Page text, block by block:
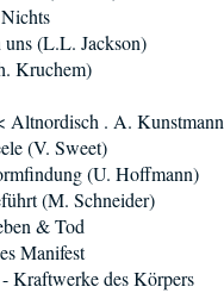
(L.L. Jackson)
Kruchem)
Altnordisch . A. Kunstmann
(V. Sweet)
(U. Hoffmann)
(M. Schneider)
& Tod
Manifest
Kraftwerke des Körpers